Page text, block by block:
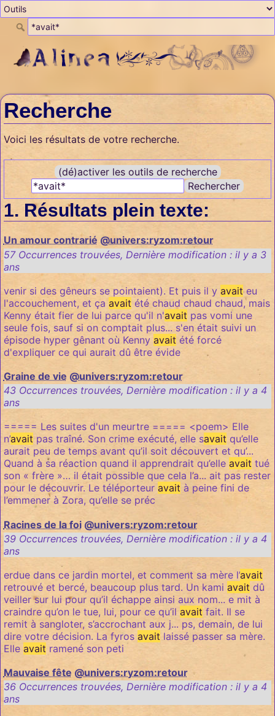
Recherche
Voici les résultats de votre recherche.
(dé)activer les outils de recherche
Rechercher
Résultats plein texte:
Un amour contrarié @univers:ryzom:retour
57 Occurrences trouvées, Dernière modification : il y a 3
ans
venir si des gêneurs se pointaient). Et puis il y avaiteu
l'accouchement, et ça avait été chaud chaud chaud, mais
Kenny était fier de lui parce qu'il n'avait pas vomi une
seule fois, sauf si on comptait plus... s'en était suivi un
épisode hyper gênant où Kenny avait été forcé
d'expliquer ce qui aurait dû être évide
Graine de vie @univers:ryzom:retour
43 Occurrences trouvées, Dernière modification : il y a 4
ans
===== Les suites d'un meurtre ===== <poem> Elle
n’avait pas traîné. Son crime exécuté, elle savait qu’elle
aurait peu de temps avant qu’il soit découvert et qu’...
Quand à sa réaction quand il apprendrait qu’elle avait tué
son « frère »… il était possible que cela l’a... ait pas rester
pour le découvrir. Le téléporteur avait à peine fini de
l’emmener à Zora, qu’elle se préc
Racines de la foi @univers:ryzom:retour
39 Occurrences trouvées, Dernière modification : il y a 4
ans
erdue dans ce jardin mortel, et comment sa mère l’avait
retrouvé et bercé, beaucoup plus tard. Un kami avait dû
veiller sur lui pour qu’il échappe ainsi aux nom... e mit à
craindre qu’on le tue, lui, pour ce qu’il avait fait. Il se
remit à sangloter, s’accrochant aux j... ps, demain, de lui
dire votre décision. La fyros avait laissé passer sa mère.
Elle avait ramené son peti
Mauvaise fête @univers:ryzom:retour
36 Occurrences trouvées, Dernière modification : il y a 4
ans